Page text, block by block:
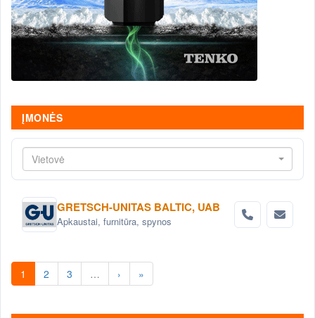
ĮMONĖS
Vietovė
GRETSCH-UNITAS BALTIC, UAB
Apkaustai, furnitūra, spynos
1 2 3 … › »